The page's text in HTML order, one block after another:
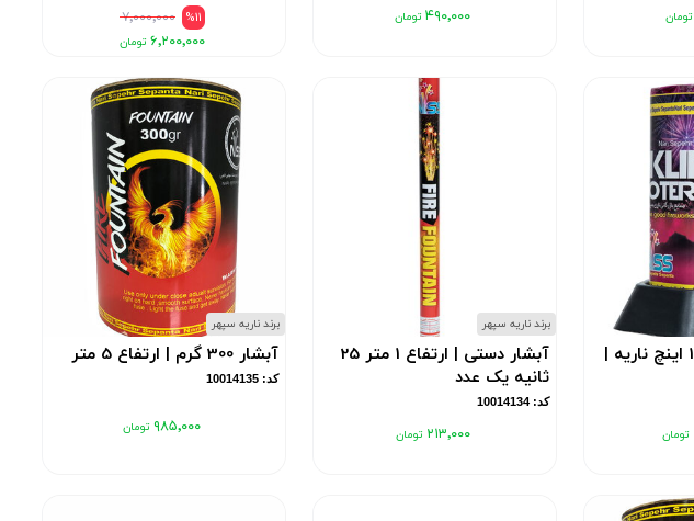
۴۹۰٬۰۰۰ %11 ۷٬۰۰۰٬۰۰۰
۶٬۲۰۰٬۰۰۰
کهکشان 7 شوت 1 اینچ ناریه |
برند ناریه سپهر
آبشار دستی | ارتفاع 1 متر 25
ثانیه یک عدد
کد: 10014134
۲۱۳٬۰۰۰
برند ناریه سپهر
آبشار 300 گرم | ارتفاع 5 متر
کد: 10014135
۹۸۵٬۰۰۰